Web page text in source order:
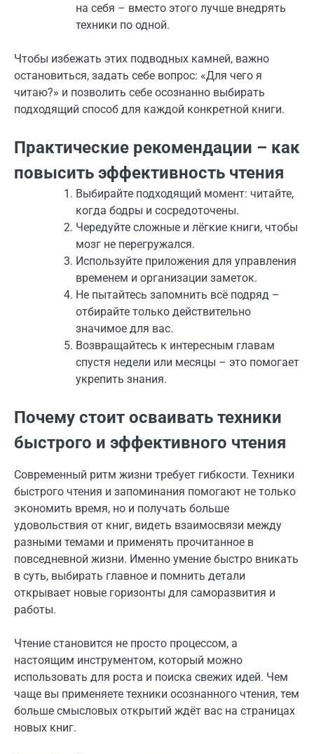
на себя – вместо этого лучше внедрять
техники по одной.
Чтобы избежать этих подводных камней, важно
остановиться, задать себе вопрос: «Для чего я
читаю?» и позволить себе осознанно выбирать
подходящий способ для каждой конкретной книги.
Практические рекомендации – как
повысить эффективность чтения
Выбирайте подходящий момент: читайте,
когда бодры и сосредоточены.
Чередуйте сложные и лёгкие книги, чтобы
мозг не перегружался.
Используйте приложения для управления
временем и организации заметок.
Не пытайтесь запомнить всё подряд –
отбирайте только действительно
значимое для вас.
Возвращайтесь к интересным главам
спустя недели или месяцы – это помогает
укрепить знания.
Почему стоит осваивать техники
быстрого и эффективного чтения
Современный ритм жизни требует гибкости. Техники
быстрого чтения и запоминания помогают не только
экономить время, но и получать больше
удовольствия от книг, видеть взаимосвязи между
разными темами и применять прочитанное в
повседневной жизни. Именно умение быстро вникать
в суть, выбирать главное и помнить детали
открывает новые горизонты для саморазвития и
работы.
Чтение становится не просто процессом, а
настоящим инструментом, который можно
использовать для роста и поиска свежих идей. Чем
чаще вы применяете техники осознанного чтения, тем
больше смысловых открытий ждёт вас на страницах
новых книг.